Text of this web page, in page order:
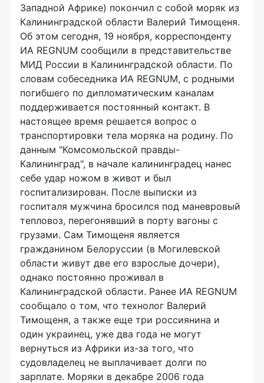
Западной Африке) покончил с собой моряк из
Калининградской области Валерий Тимощеня.
Об этом сегодня, 19 ноября, корреспонденту
ИА REGNUM сообщили в представительстве
МИД России в Калининградской области. По
словам собеседника ИА REGNUM, с родными
погибшего по дипломатическим каналам
поддерживается постоянный контакт. В
настоящее время решается вопрос о
транспортировки тела моряка на родину. По
данным "Комсомольской правды-
Калининград", в начале калининградец нанес
себе удар ножом в живот и был
госпитализирован. После выписки из
госпиталя мужчина бросился под маневровый
тепловоз, перегонявший в порту вагоны с
грузами. Сам Тимощеня является
гражданином Белоруссии (в Могилевской
области живут две его взрослые дочери),
однако постоянно проживал в
Калининградской области. Ранее ИА REGNUM
сообщало о том, что технолог Валерий
Тимощеня, а также еще три россиянина и
один украинец, уже два года не могут
вернуться из Африки из-за того, что
судовладелец не выплачивает долги по
зарплате. Моряки в декабре 2006 года